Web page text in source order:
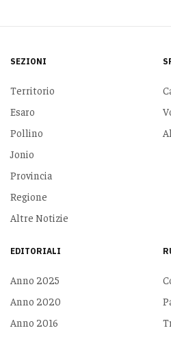
SEZIONI
Territorio
Esaro
Pollino
Jonio
Provincia
Regione
Altre Notizie
EDITORIALI
Anno 2025
Anno 2020
Anno 2016